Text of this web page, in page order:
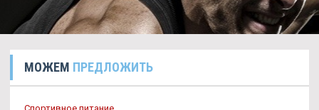
МОЖЕМ ПРЕДЛОЖИТЬ